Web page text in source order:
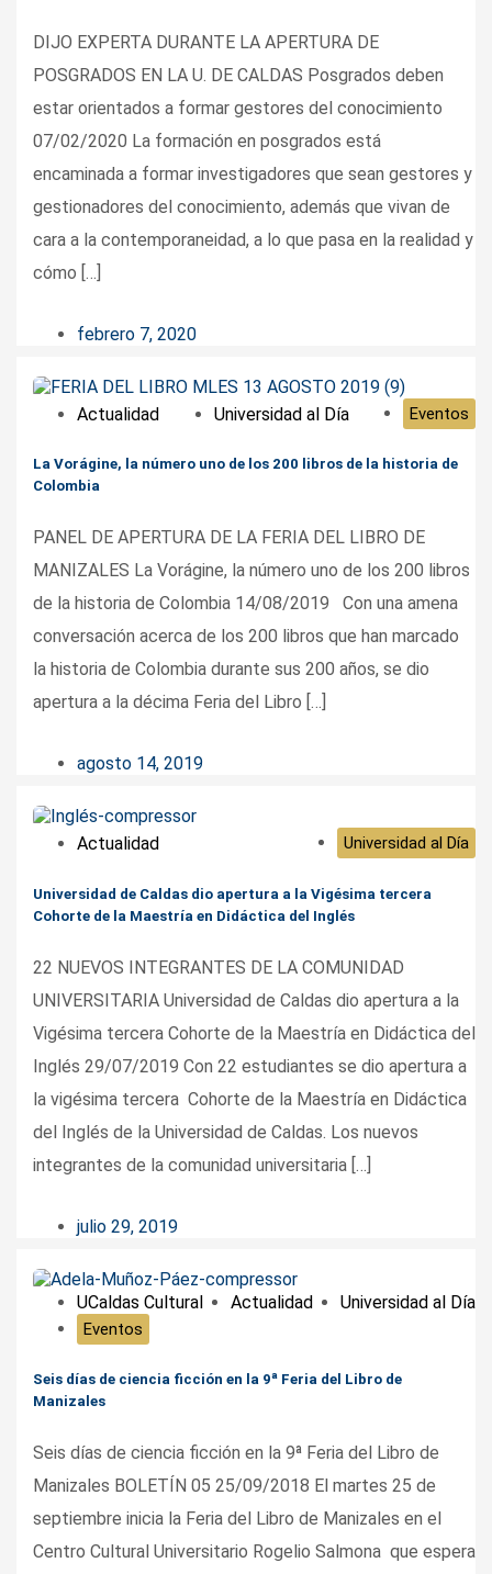
DIJO EXPERTA DURANTE LA APERTURA DE
POSGRADOS EN LA U. DE CALDAS Posgrados deben
estar orientados a formar gestores del conocimiento
07/02/2020 La formación en posgrados está
encaminada a formar investigadores que sean gestores y
gestionadores del conocimiento, además que vivan de
cara a la contemporaneidad, a lo que pasa en la realidad y
cómo […]
febrero 7, 2020
Actualidad Universidad al Día Eventos
La Vorágine, la número uno de los 200 libros de la historia de
Colombia
PANEL DE APERTURA DE LA FERIA DEL LIBRO DE
MANIZALES La Vorágine, la número uno de los 200 libros
de la historia de Colombia 14/08/2019 Con una amena
conversación acerca de los 200 libros que han marcado
la historia de Colombia durante sus 200 años, se dio
apertura a la décima Feria del Libro […]
agosto 14, 2019
Actualidad Universidad al Día
Universidad de Caldas dio apertura a la Vigésima tercera
Cohorte de la Maestría en Didáctica del Inglés
22 NUEVOS INTEGRANTES DE LA COMUNIDAD
UNIVERSITARIA Universidad de Caldas dio apertura a la
Vigésima tercera Cohorte de la Maestría en Didáctica del
Inglés 29/07/2019 Con 22 estudiantes se dio apertura a
la vigésima tercera Cohorte de la Maestría en Didáctica
del Inglés de la Universidad de Caldas. Los nuevos
integrantes de la comunidad universitaria […]
julio 29, 2019
UCaldas Cultural Actualidad Universidad al Día
Eventos
Seis días de ciencia ficción en la 9ª Feria del Libro de
Manizales
Seis días de ciencia ficción en la 9ª Feria del Libro de
Manizales BOLETÍN 05 25/09/2018 El martes 25 de
septiembre inicia la Feria del Libro de Manizales en el
Centro Cultural Universitario Rogelio Salmona que espera